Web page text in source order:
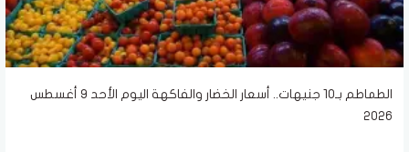
الطماطم بـ10 جنيهات.. أسعار الخضار والفاكهة اليوم الأحد 9 أغسطس
2026